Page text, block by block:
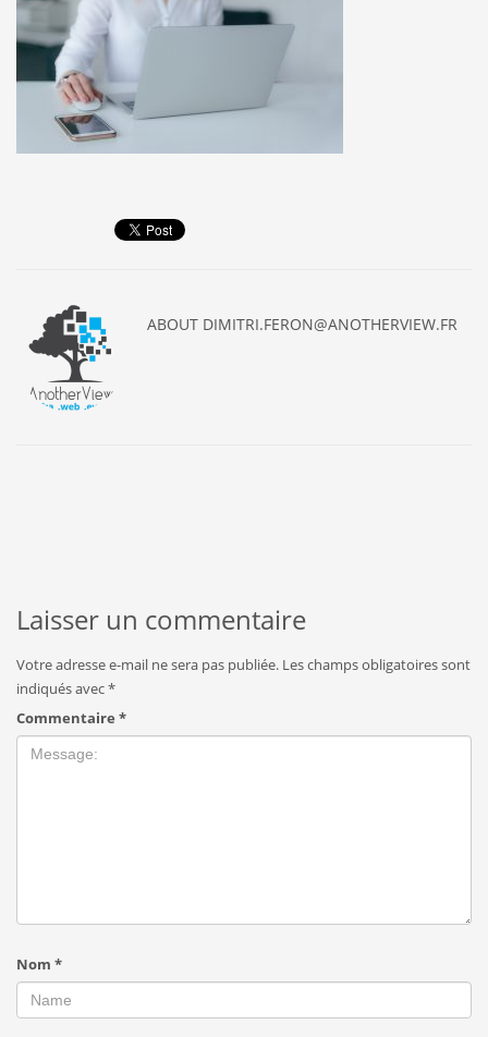
ABOUT DIMITRI.FERON@ANOTHERVIEW.FR
Laisser un commentaire
Votre adresse e-mail ne sera pas publiée. Les champs obligatoires sont
indiqués avec*
Commentaire *
Nom *